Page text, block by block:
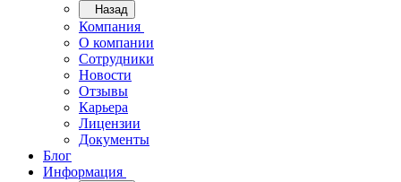
Назад
Компания
О компании
Сотрудники
Новости
Отзывы
Карьера
Лицензии
Документы
Блог
Информация